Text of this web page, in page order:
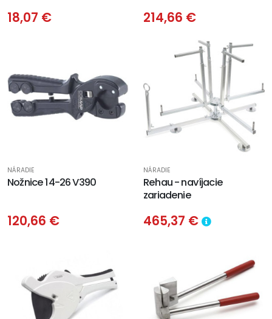
18,07 € 214,66 €
NÁRADIE
Nožnice 14-26 V390
120,66 €
NÁRADIE
Rehau - navíjacie
zariadenie
465,37 €